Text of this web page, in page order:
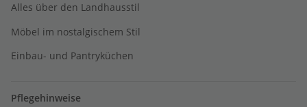
Alles über den Landhausstil
Möbel im nostalgischem Stil
Einbau- und Pantryküchen
Pflegehinweise